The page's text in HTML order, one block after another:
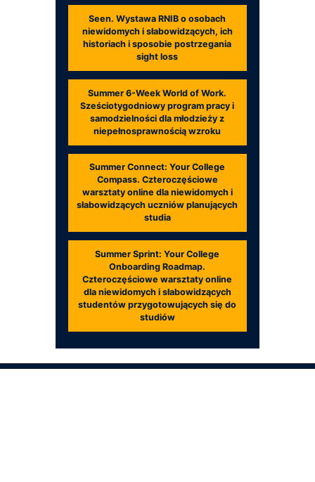
Seen. Wystawa RNIB o osobach
niewidomych i słabowidzących, ich
historiach i sposobie postrzegania
sight loss
Summer 6-Week World of Work.
Sześciotygodniowy program pracy i
samodzielności dla młodzieży z
niepełnosprawnością wzroku
Summer Connect: Your College
Compass. Czteroczęściowe
warsztaty online dla niewidomych i
słabowidzących uczniów planujących
studia
Summer Sprint: Your College
Onboarding Roadmap.
Czteroczęściowe warsztaty online
dla niewidomych i słabowidzących
studentów przygotowujących się do
studiów